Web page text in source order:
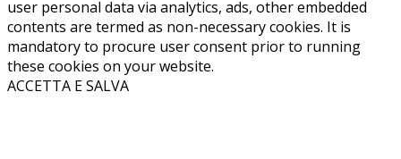
user personal data via analytics, ads, other embedded
contents are termed as non-necessary cookies. It is
mandatory to procure user consent prior to running
these cookies on your website.
ACCETTA E SALVA